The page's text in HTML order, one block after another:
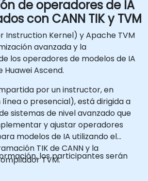
de operadores de IA
con CANN TIK y TVM
Instruction Kernel) y Apache TVM
avanzada y la
los operadores de modelos de IA
Ascend.
por un instructor, en
o presencial), está dirigida a
sistemas de nivel avanzado que
y ajustar operadores
modelos de IA utilizando el
TIK de CANN y la
TVM.
los participantes serán